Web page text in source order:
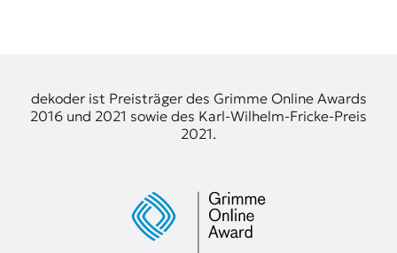
dekoder ist Preisträger des Grimme Online Awards
2016 und 2021 sowie des Karl-Wilhelm-Fricke-Preis
2021.